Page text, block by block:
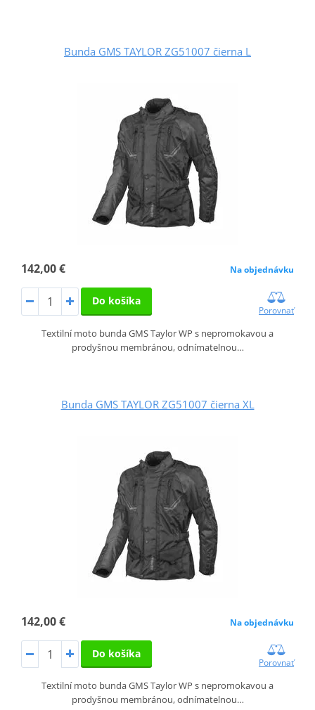
Bunda GMS TAYLOR ZG51007 čierna L
142,00 € Na objednávku
Do košíka
Porovnať
Textilní moto bunda GMS Taylor WP s nepromokavou a
prodyšnou membránou, odnímatelnou…
Bunda GMS TAYLOR ZG51007 čierna XL
142,00 € Na objednávku
Do košíka
Porovnať
Textilní moto bunda GMS Taylor WP s nepromokavou a
prodyšnou membránou, odnímatelnou…